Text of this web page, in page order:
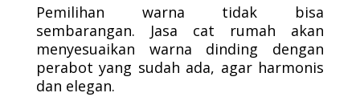
Pemilihan warna tidak bisa
sembarangan. Jasa cat rumah akan
menyesuaikan warna dinding dengan
perabot yang sudah ada, agar harmonis
dan elegan.